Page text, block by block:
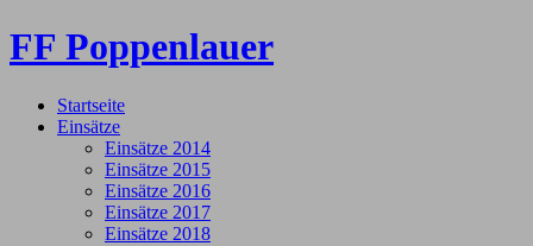
FF Poppenlauer
Startseite
Einsätze
Einsätze 2014
Einsätze 2015
Einsätze 2016
Einsätze 2017
Einsätze 2018